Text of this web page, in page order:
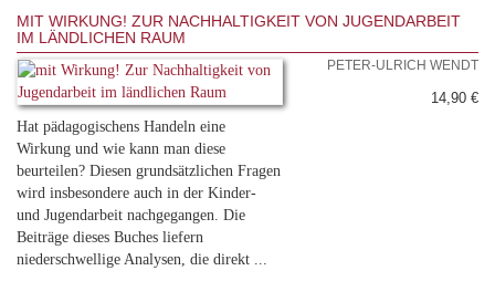
MIT WIRKUNG! ZUR NACHHALTIGKEIT VON JUGENDARBEIT
IM LÄNDLICHEN RAUM
Hat pädagogischens Handeln eine
Wirkung und wie kann man diese
beurteilen? Diesen grundsätzlichen Fragen
wird insbesondere auch in der Kinder-
und Jugendarbeit nachgegangen. Die
Beiträge dieses Buches liefern
niederschwellige Analysen, die direkt ...
PETER-ULRICH WENDT
14,90 €